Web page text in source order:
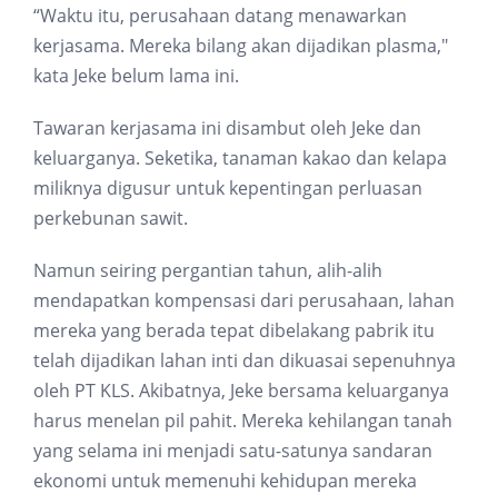
“Waktu itu, perusahaan datang menawarkan
kerjasama. Mereka bilang akan dijadikan plasma,"
kata Jeke belum lama ini.
Tawaran kerjasama ini disambut oleh Jeke dan
keluarganya. Seketika, tanaman kakao dan kelapa
miliknya digusur untuk kepentingan perluasan
perkebunan sawit.
Namun seiring pergantian tahun, alih-alih
mendapatkan kompensasi dari perusahaan, lahan
mereka yang berada tepat dibelakang pabrik itu
telah dijadikan lahan inti dan dikuasai sepenuhnya
oleh PT KLS. Akibatnya, Jeke bersama keluarganya
harus menelan pil pahit. Mereka kehilangan tanah
yang selama ini menjadi satu-satunya sandaran
ekonomi untuk memenuhi kehidupan mereka